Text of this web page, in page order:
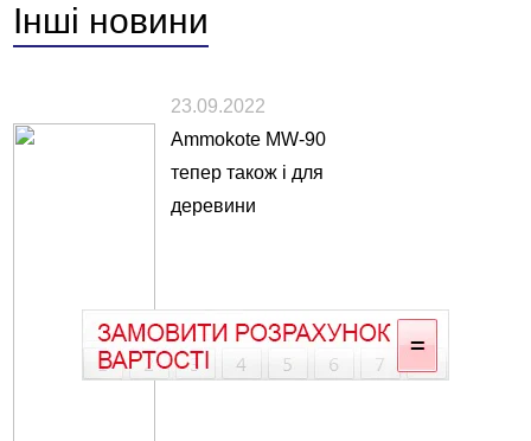
Інші новини
23.09.2022
Ammokote MW-90
тепер також і для
деревини